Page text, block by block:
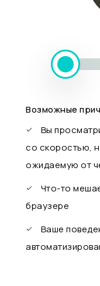
Возможные
Вы
со скоростью,
ожидаемую от
Что-то
браузере
Ваше